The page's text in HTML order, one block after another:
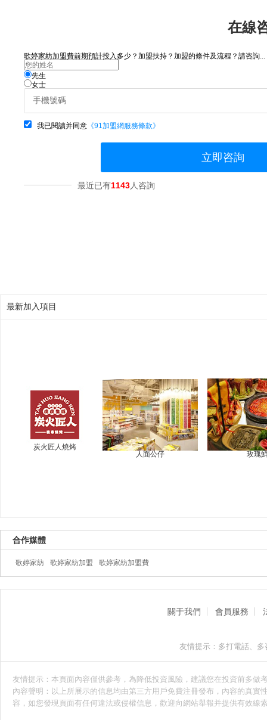
在線
歌婷家紡加盟費前期預計投入多少？加盟扶持？加盟的條件及流程？請咨詢...
先生
女士
我已閱讀并同意 《91加盟網服務條款》
立即咨詢
最近已有1143人咨詢
最新加入項目
炭火匠人燒烤
人面公仔
玫瑰
合作媒體
歌婷家紡 歌婷家紡加盟 歌婷家紡加盟費
關于我們 會員服務
友情提示：多打電話、
友情提示：本頁面內容僅供參考，為降低投資風險，建議您在投資前多
內容聲明：以上所展示的信息均由第三方用戶免費注冊發布，內容的真
容，如您發現頁面有任何違法或侵權信息，歡迎向網站舉報并提供有效線